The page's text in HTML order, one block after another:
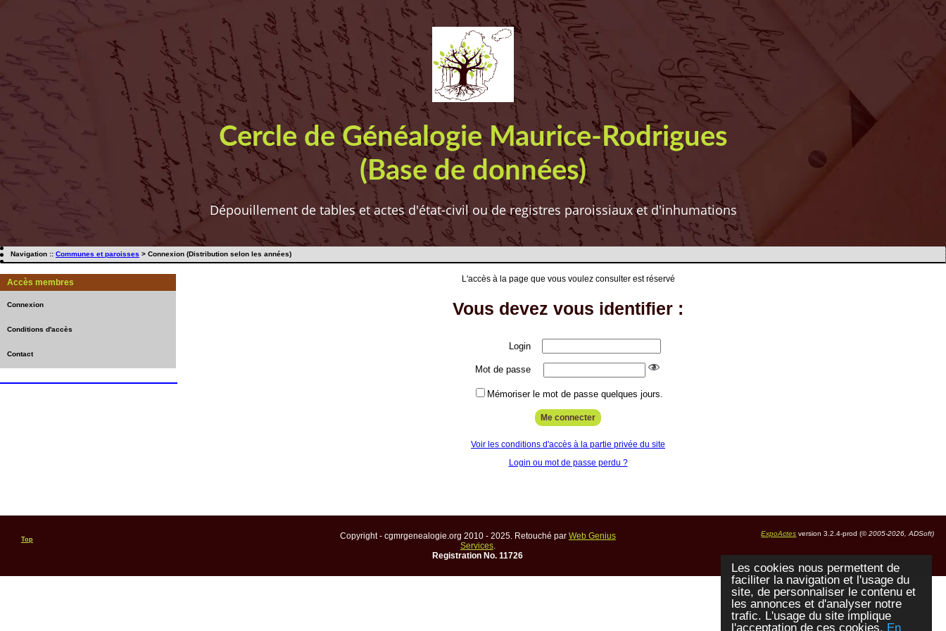
Les cookies nous permettent de
faciliter la navigation et l'usage du
site, de personnaliser le contenu et
les annonces et d'analyser notre
trafic. L'usage du site implique
l'acceptation de ces cookies. En
Cercle de Généalogie Maurice-Rodrigues
(Base de données)
Dépouillement de tables et actes d'état-civil ou de registres paroissiaux et d'inhumations
Navigation :: Communes et paroisses > Connexion (Distribution selon les années)
Accès membres
Connexion
Conditions d'accès
Contact
L'accès à la page que vous voulez consulter est réservé
Vous devez vous identifier :
Login
Mot de passe
Mémoriser le mot de passe quelques jours.
Voir les conditions d'accès à la partie privée du site
Login ou mot de passe perdu ?
Top Copyright - cgmrgenealogie.org 2010 - 2025. Retouché par Web Genius
Services.
Registration No. 11726
ExpoActes version 3.2.4-prod (©2005-2026, ADSoft)